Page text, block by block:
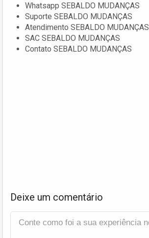
Whatsapp SEBALDO MUDANÇAS
Suporte SEBALDO MUDANÇAS
Atendimento SEBALDO MUDANÇAS
SAC SEBALDO MUDANÇAS
Contato SEBALDO MUDANÇAS
Deixe um comentário